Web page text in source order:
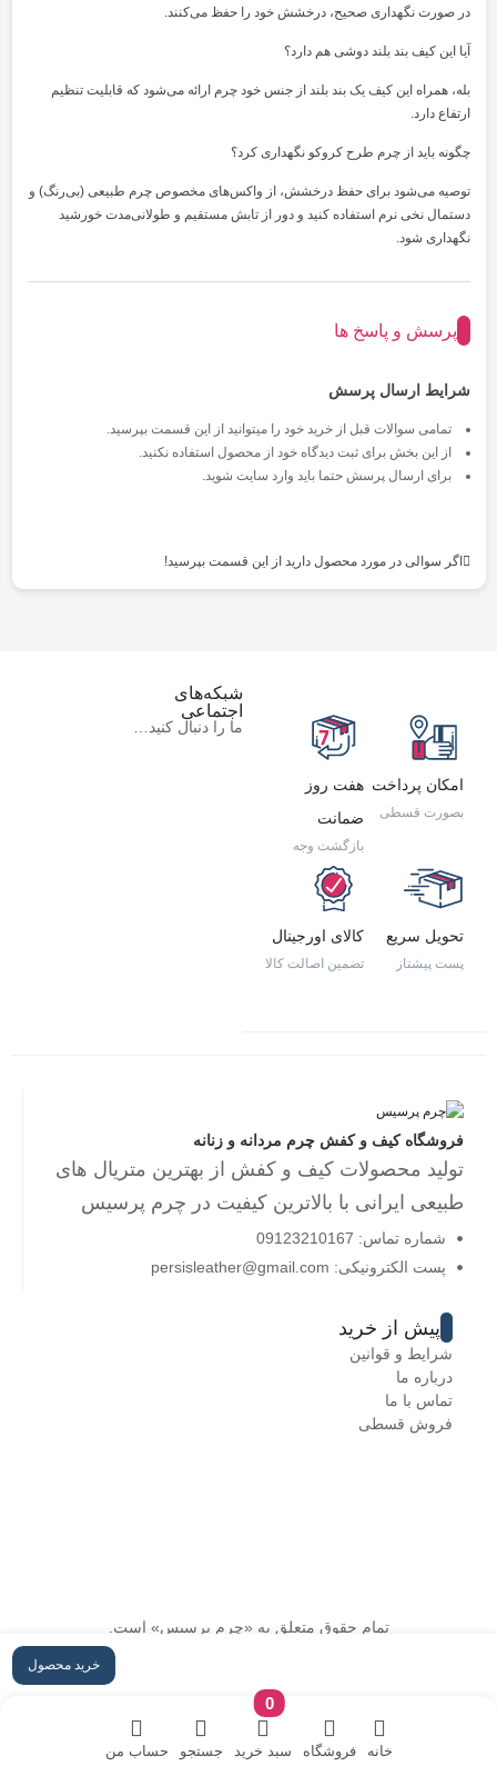
در صورت نگهداری صحیح، درخشش خود را حفظ می‌کنند.
آیا این کیف بند بلند دوشی هم دارد؟
بله، همراه این کیف یک بند بلند از جنس خود چرم ارائه می‌شود که قابلیت تنظیم
ارتفاع دارد.
چگونه باید از چرم طرح کروکو نگهداری کرد؟
توصیه می‌شود برای حفظ درخشش، از واکس‌های مخصوص چرم طبیعی (بی‌رنگ) و
دستمال نخی نرم استفاده کنید و دور از تابش مستقیم و طولانی‌مدت خورشید
نگهداری شود.
پرسش و پاسخ ها
شرایط ارسال پرسش
تمامی سوالات قبل از خرید خود را میتوانید از این قسمت بپرسید.
از این بخش برای ثبت دیدگاه خود از محصول استفاده نکنید.
برای ارسال پرسش حتما باید وارد سایت شوید.
اگر سوالی در مورد محصول دارید از این قسمت بپرسید!
امکان پرداخت
بصورت قسطی
هفت روز
ضمانت
بازگشت وجه
تحویل سریع
پست پیشتاز
کالای اورجینال
تضمین اصالت کالا
شبکه‌های
اجتماعی
ما را دنبال کنید…
فروشگاه کیف و کفش چرم مردانه و زنانه
تولید محصولات کیف و کفش از بهترین متریال های
طبیعی ایرانی با بالاترین کیفیت در چرم پرسیس
شماره تماس: 09123210167
پست الکترونیکی: persisleather@gmail.com
پیش از خرید
شرایط و قوانین
درباره ما
تماس با ما
فروش قسطی
تمام حقوق متعلق به «چرم پرسیس» است.
سوالات متداول
خرید محصول
خانه فروشگاه
0
سبد خرید جستجو حساب من